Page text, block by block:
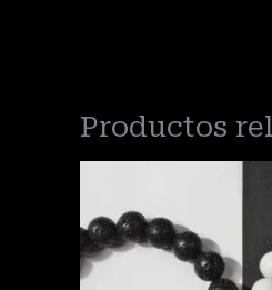
Productos